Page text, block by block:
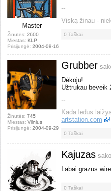
Master
Žinutės: 2600
Miestas: KLP
Prisijungė: 2004-09-16
--
Viską žinau -
0 Taškai
Žinutės: 745
Miestas: Vilnius
Prisijungė: 2004-09-29
Grubber
Dėkoju!
Užtrukau beveik
--
Kada ledus
artstation.com
0 Taškai
Kajuzas
Labai grazus
0 Taškai